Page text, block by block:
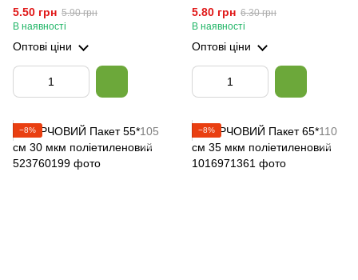
5.50 грн 5.90 грн
В наявності
Оптові ціни
5.80 грн 6.30 грн
В наявності
Оптові ціни
−8% −8%